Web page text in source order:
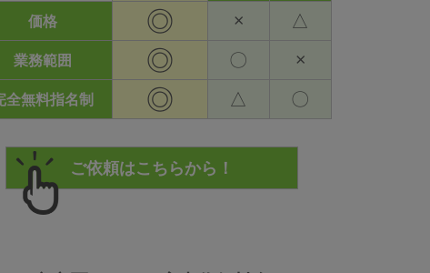
価格
◎ × △
業務範囲 ◎ 〇 ×
全無料指名制 ◎ △ 〇